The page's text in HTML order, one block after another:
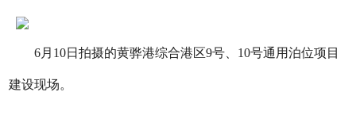
6月10日拍摄的黄骅港综合港区9号、10号通用泊位项目
建设现场。